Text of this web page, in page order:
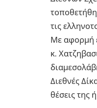
τις
Με αφορμή
κ.
Διεθνές
θέσεις της